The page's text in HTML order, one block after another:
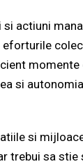
si actiuni
momente
si
si
trebui sa stie